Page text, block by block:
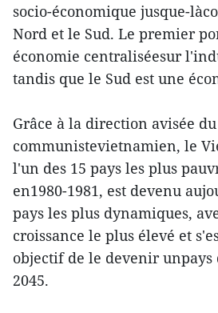
socio-économique jusque-
Nord et le Sud. Le premier
économie centraliséesur
tandis que le Sud est une
Grâce à la direction avisée
communistevietnamien, le
l'un des 15 pays les plus
en1980-1981, est devenu
pays les plus dynamiques,
croissance le plus élevé et
objectif de le devenir unpays
2045.